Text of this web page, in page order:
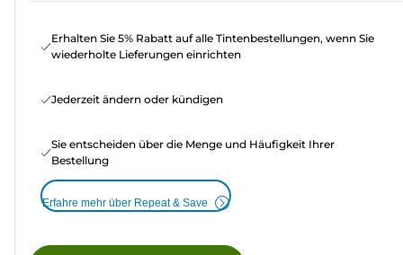
Erhalten Sie 5% Rabatt auf alle Tintenbestellungen, wenn Sie
wiederholte Lieferungen einrichten
Jederzeit ändern oder kündigen
Sie entscheiden über die Menge und Häufigkeit Ihrer
Bestellung
Erfahre mehr über Repeat & Save